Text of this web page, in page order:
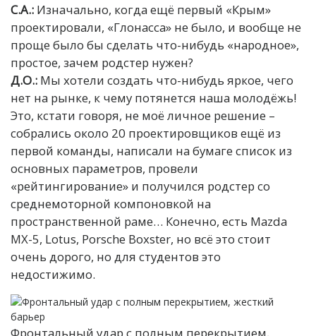
С.А.: Изначально, когда ещё первый «Крым»
проектировали, «Глонасса» не было, и вообще не
проще было бы сделать что-нибудь «народное»,
простое, зачем родстер нужен?
Д.О.: Мы хотели создать что-нибудь яркое, чего
нет на рынке, к чему потянется наша молодёжь!
Это, кстати говоря, не моё личное решение –
собрались около 20 проектировщиков ещё из
первой команды, написали на бумаге список из
основных параметров, провели
«рейтингирование» и получился родстер со
среднемоторной компоновкой на
пространственной раме… Конечно, есть Mazda
MX-5, Lotus, Porsche Boxster, но всё это стоит
очень дорого, но для студентов это
недостижимо.
Фронтальный удар с полным перекрытием,